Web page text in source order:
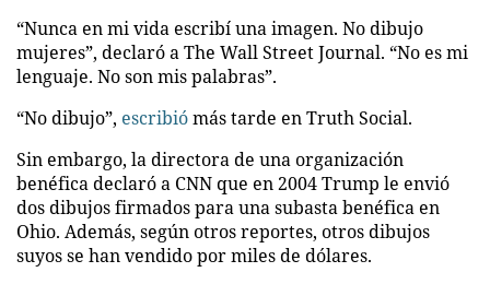
“Nunca en mi vida escribí una imagen. No dibujo
mujeres”, declaró a The Wall Street Journal. “No es mi
lenguaje. No son mis palabras”.
“No dibujo”, escribiómás tarde en Truth Social.
Sin embargo, la directora de una organización
benéfica declaró a CNN que en 2004 Trump le envió
dos dibujos firmados para una subasta benéfica en
Ohio. Además, según otros reportes, otros dibujos
suyos se han vendido por miles de dólares.